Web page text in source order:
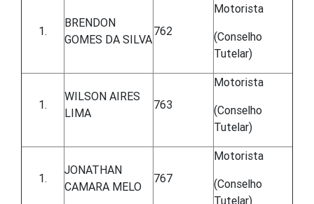
BRENDON
GOMES DA SILVA
762
Motorista
(Conselho
Tutelar)
WILSON AIRES
LIMA
763
Motorista
(Conselho
Tutelar)
JONATHAN
CAMARA MELO
767
Motorista
(Conselho
Tutelar)